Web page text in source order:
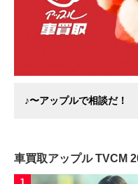
♪〜アップルで相談だ！
車買取アップル TVCM